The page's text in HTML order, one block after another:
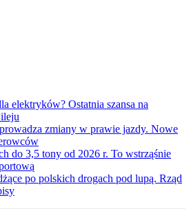
elektryków? Ostatnia szansa na
zmiany w prawie jazdy. Nowe
do 3,5 tony od 2026 r. To wstrząśnie
po polskich drogach pod lupą. Rząd